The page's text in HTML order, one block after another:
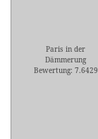
Paris in der
Dämmerung
Bewertung: 7.6429